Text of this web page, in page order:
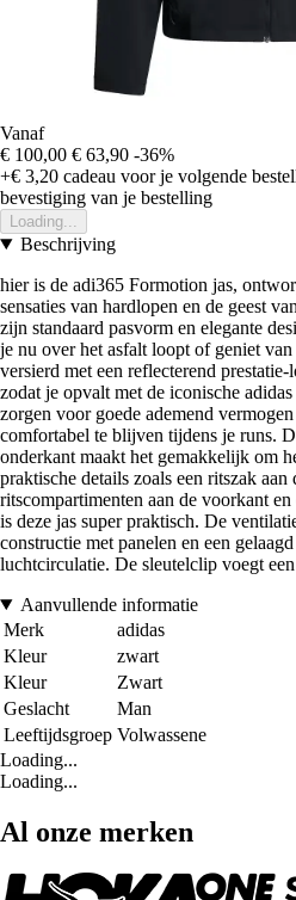
Vanaf
€ 100,00 € 63,90 -36%
+€ 3,20 cadeau voor je volgende
bevestiging van je bestelling
Loading...
Beschrijving
hier is de adi365 Formotion jas,
sensaties van hardlopen en de geest
zijn standaard pasvorm en elegante
je nu over het asfalt loopt of geniet
versierd met een reflecterend
zodat je opvalt met de iconische
zorgen voor goede ademend
comfortabel te blijven tijdens je runs.
onderkant maakt het gemakkelijk om
praktische details zoals een ritszak
ritscompartimenten aan de voorkant
is deze jas super praktisch. De
constructie met panelen en een
luchtcirculatie. De sleutelclip voegt
Aanvullende informatie
Merk
adidas
Kleur
zwart
Kleur
Zwart
Geslacht
Man
Leeftijdsgroep Volwassene
Loading...
Loading...
Al onze merken